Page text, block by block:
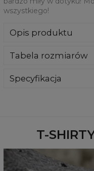
wszystkiego!
Opis produktu
Doskonały materiał
oddychający i bardzo
Tabela rozmiarów
Specyfikacja
T-